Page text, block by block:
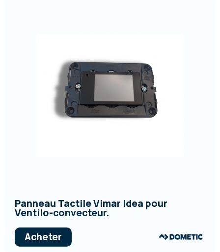
Panneau Tactile Vimar Idea pour
Ventilo-convecteur.
Acheter